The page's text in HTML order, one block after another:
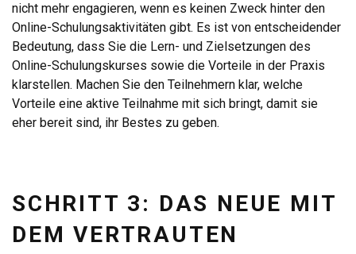
nicht mehr engagieren, wenn es keinen Zweck hinter den
Online-Schulungsaktivitäten gibt. Es ist von entscheidender
Bedeutung, dass Sie die Lern- und Zielsetzungen des
Online-Schulungskurses sowie die Vorteile in der Praxis
klarstellen. Machen Sie den Teilnehmern klar, welche
Vorteile eine aktive Teilnahme mit sich bringt, damit sie
eher bereit sind, ihr Bestes zu geben.
SCHRITT 3: DAS NEUE MIT
DEM VERTRAUTEN